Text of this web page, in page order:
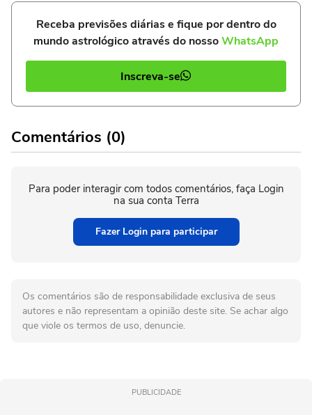
Receba previsões diárias e fique por dentro do
mundo astrológico através do nossoWhatsApp
Inscreva-se
Comentários (0)
Para poder interagir com todos comentários, faça Login
na sua conta Terra
Fazer Login para participar
Os comentários são de responsabilidade exclusiva de seus
autores e não representam a opinião deste site. Se achar algo
que viole os termos de uso, denuncie.
PUBLICIDADE